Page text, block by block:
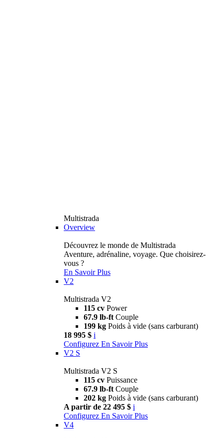
Multistrada
Overview
Découvrez le monde de Multistrada
Aventure, adrénaline, voyage. Que choisirez-
vous ?
En Savoir Plus
V2
Multistrada V2
115 cv Power
67.9 lb-ft Couple
199 kg Poids à vide (sans carburant)
18 995 $ i
Configurez En Savoir Plus
V2 S
Multistrada V2 S
115 cv Puissance
67.9 lb-ft Couple
202 kg Poids à vide (sans carburant)
A partir de 22 495 $ i
Configurez En Savoir Plus
V4